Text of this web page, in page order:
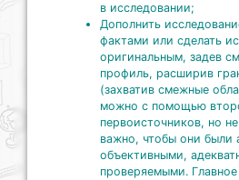
в исследовании;
Дополнить
фактами или сделать
оригинальным, задев
профиль, расширив
(захватив смежные
можно с помощью
первоисточников, но
важно, чтобы они были
объективными,
проверяемыми.